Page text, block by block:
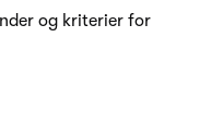
og kriterier for